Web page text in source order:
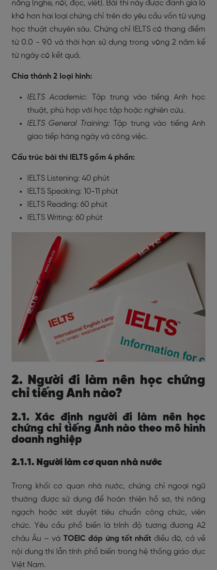
năng (nghe, nói, đọc, viết). Bài thi này được đánh giá là
khó hơn hai loại chứng chỉ trên do yêu cầu vốn từ vựng
học thuật chuyên sâu. Chứng chỉ IELTS có thang điểm
từ 0.0 - 9.0 và thời hạn sử dụng trong vòng 2 năm kể
từ ngày có kết quả.
Chia thành 2 loại hình:
IELTS Academic: Tập trung vào tiếng Anh học
thuật, phù hợp với học tập hoặc nghiên cứu.
IELTS General Training:
Tập trung vào tiếng Anh
giao tiếp hàng ngày và công việc.
Cấu trúc bài thi IELTS gồm 4 phần:
IELTS Listening: 40 phút
IELTS Speaking: 10-11 phút
IELTS Reading: 60 phút
IELTS Writing: 60 phút
2. Người đi làm nên học chứng
chỉ tiếng Anh nào?
2.1. Xác định người đi làm nên học
chứng chỉ tiếng Anh nào theo mô hình
doanh nghiệp
2.1.1. Người làm cơ quan nhà nước
Trong khối cơ quan nhà nước, chứng chỉ ngoại ngữ
thường được sử dụng để hoàn thiện hồ sơ, thi nâng
ngạch hoặc xét duyệt tiêu chuẩn công chức, viên
chức. Yêu cầu phổ biến là trình độ tương đương A2
châu Âu – và TOEIC đáp ứng tốt nhất điều đó, cả về
nội dung thi lẫn tính phổ biến trong hệ thống giáo dục
Việt Nam.